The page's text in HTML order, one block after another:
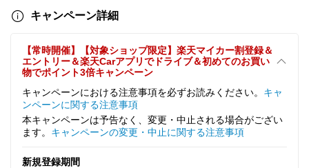
キャンペーン詳細
【常時開催】【対象ショップ限定】楽天マイカー割登録＆
エントリー＆楽天Carアプリでドライブ＆初めてのお買い
物でポイント3倍キャンペーン
キャンペーンにおける注意事項を必ずお読みください。 キャ
ンペーンに関する注意事項
本キャンペーンは予告なく、変更・中止される場合がござい
ます。 キャンペーンの変更・中止に関する注意事項
新規登録期間